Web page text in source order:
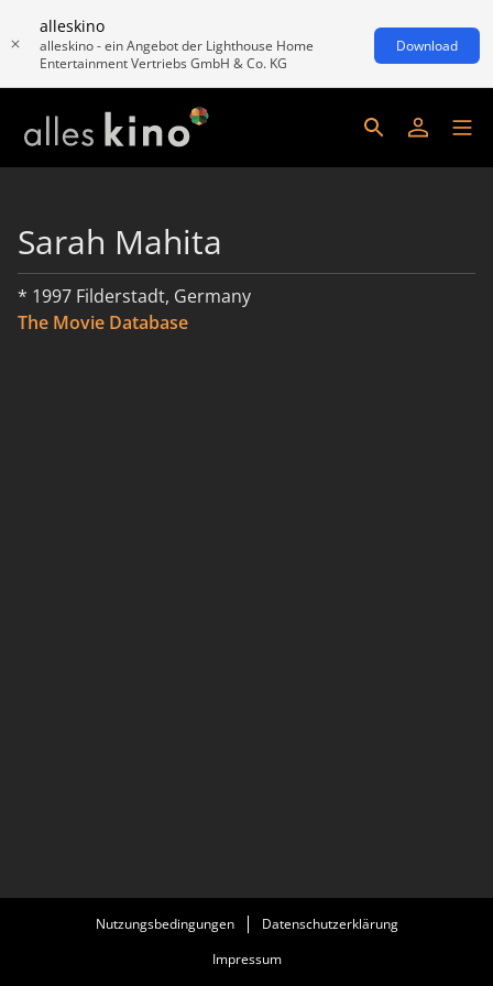
alleskino
alleskino - ein Angebot der Lighthouse Home
Entertainment Vertriebs GmbH & Co. KG
Download
Sarah Mahita
* 1997 Filderstadt, Germany
The Movie Database
Nutzungsbedingungen
Datenschutzerklärung
Impressum